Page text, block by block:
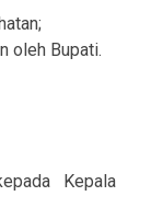
oleh Bupati.
Kepala